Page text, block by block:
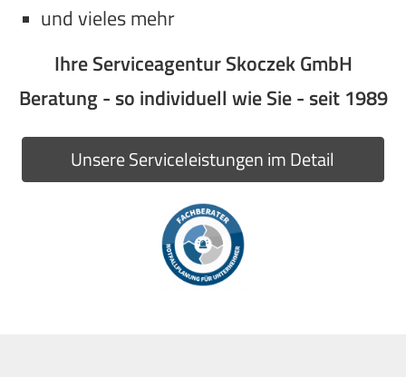
und vieles mehr
Ihre Serviceagentur Skoczek GmbH
Beratung - so individuell wie Sie - seit 1989
Unsere Serviceleistungen im Detail